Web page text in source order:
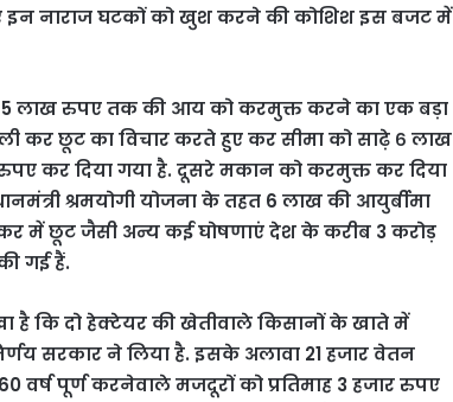
इन नाराज घटकों को खुश करने की कोशिश इस बजट में
5 लाख रुपए तक की आय को करमुक्त करने का एक बड़ा
कर छूट का विचार करते हुए कर सीमा को साढ़े ६ लाख
रुपए कर दिया गया है. दूसरे मकान को करमुक्त कर दिया
श्रमयोगी योजना के तहत 6 लाख की आयुर्बीमा
कर में छूट जैसी अन्य कई घोषणाएं देश के करीब 3 करोड़
गई हैं.
है कि दो हेक्टेयर की खेतीवाले किसानों के खाते में
सरकार ने लिया है. इसके अलावा 21 हजार वेतन
वर्ष पूर्ण करनेवाले मजदूरों को प्रतिमाह 3 हजार रुपए